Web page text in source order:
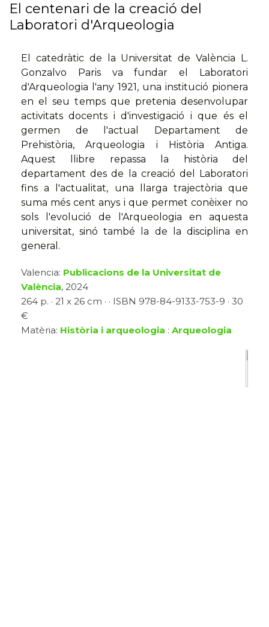
El centenari de la creació del
Laboratori d'Arqueologia
El catedràtic de la Universitat de València L.
Gonzalvo Paris va fundar el Laboratori
d'Arqueologia l'any 1921, una institució pionera
en el seu temps que pretenia desenvolupar
activitats docents i d'investigació i que és el
germen de l'actual Departament de
Prehistòria, Arqueologia i Història Antiga.
Aquest llibre repassa la història del
departament des de la creació del Laboratori
fins a l'actualitat, una llarga trajectòria que
suma més cent anys i que permet conèixer no
sols l'evolució de l'Arqueologia en aquesta
universitat, sinó també la de la disciplina en
general.
Valencia: Publicacions de la Universitat de
València, 2024
264 p. · 21 x 26 cm · · ISBN 978-84-9133-753-9 · 30
€
Matèria: Història i arqueologia : Arqueologia